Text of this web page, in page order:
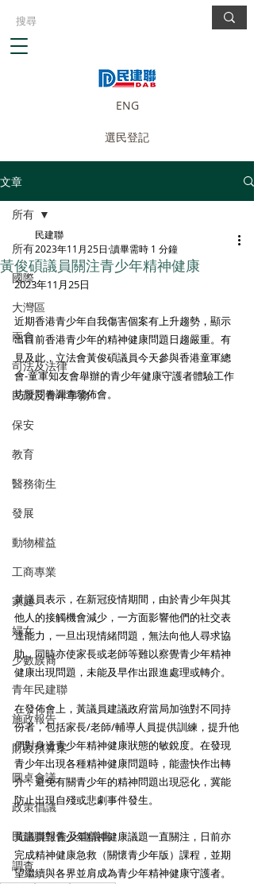
ENG
選民登記
文章
所有
國際
大灣區
兩會
司法及法律
民政及青年事務
保安
教育
醫務衛生
發展
動物權益
工商專業
家庭
婦女
少數族裔
青年民建聯
施政報告
財政預算案
圓桌會議
政策倡議
民建聯報告及建議書
調查
所有
黃俊碩議員關注青少年精神健康
民建聯
2023年11月25日 讀畢需時 1 分鐘
2023年11月25日
近期香港青少年自我傷害個案有上升趨勢，顯示
出目前香港青少年的精神健康問題日趨嚴重。有
見及此，立法會黃俊碩議員今天參與香港童軍總
會-童軍知友會舉辦的青少年健康守護者體驗工作
坊暨問卷調查發佈會。
黃議員表示，在新冠疫情期間，由於青少年與其
他人的接觸機會減少，一方面影響他們的社交表
達能力，一旦出現情緒問題，無法向他人尋求協
助，同時亦使家長或老師等難以察覺青少年精神
健康出現問題，未能及早作出跟進處理或轉介。
在發佈會上，黃議員建議政府當局加強對不同持
份者，包括家長/老師/輔導人員提供訓練，提升他
們對身邊青少年精神健康狀態的敏銳度。在發現
青少年出現各種精神健康問題時，能盡快作出轉
介，避免有關青少年的精神問題出現惡化，冀能
防止出現自殘或悲劇事件發生。
黃議員對青少年精神健康議題一直關注，日前亦
完成精神健康急救（關懷青少年版）課程，並期
望繼續與各界並肩成為青少年精神健康守護者。